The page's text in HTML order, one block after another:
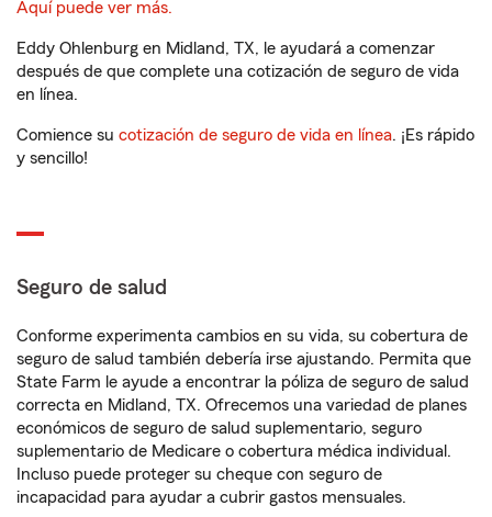
Aquí puede ver más.
Eddy Ohlenburg en Midland, TX, le ayudará a comenzar
después de que complete una cotización de seguro de vida
en línea.
Comience su cotización de seguro de vida en línea. ¡Es rápido
y sencillo!
Seguro de salud
Conforme experimenta cambios en su vida, su cobertura de
seguro de salud también debería irse ajustando. Permita que
State Farm le ayude a encontrar la póliza de seguro de salud
correcta en Midland, TX. Ofrecemos una variedad de planes
económicos de seguro de salud suplementario, seguro
suplementario de Medicare o cobertura médica individual.
Incluso puede proteger su cheque con seguro de
incapacidad para ayudar a cubrir gastos mensuales.